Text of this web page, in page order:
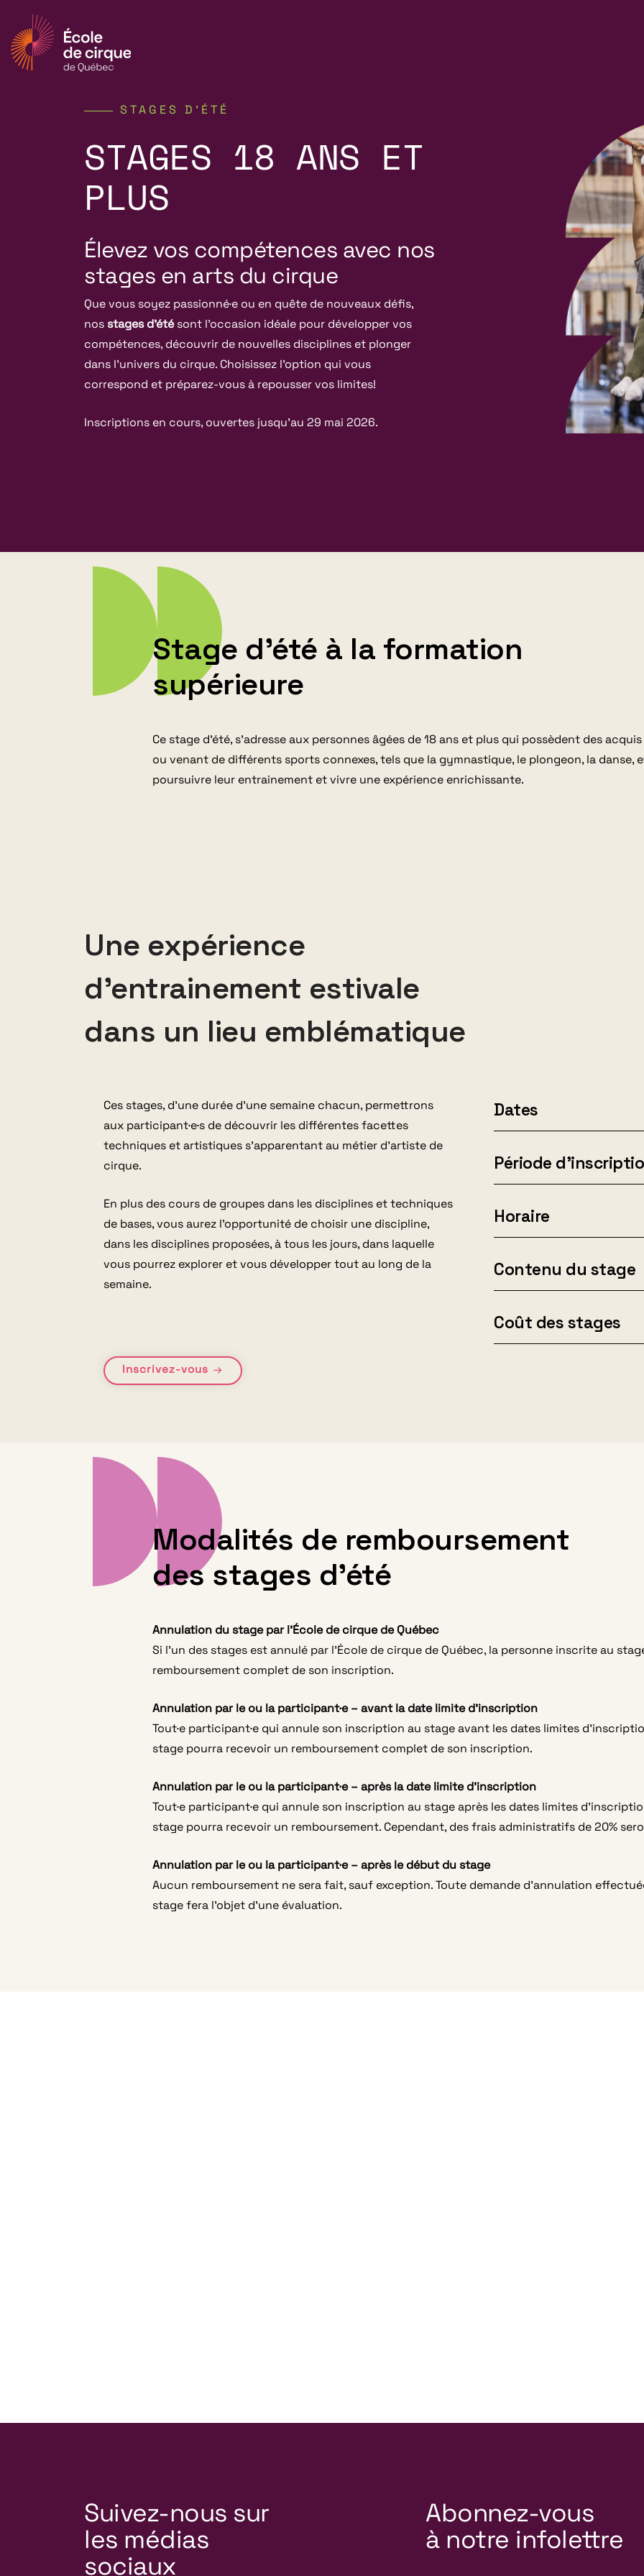
STAGES D’ÉTÉ
STAGES 18 ANS ET
PLUS
Élevez vos compétences avec nos
stages en arts du cirque
Que vous soyez passionné·e ou en quête de nouveaux défis,
nos stages d’été sont l’occasion idéale pour développer vos
compétences, découvrir de nouvelles disciplines et plonger
dans l’univers du cirque. Choisissez l’option qui vous
correspond et préparez-vous à repousser vos limites!
Inscriptions en cours, ouvertes jusqu’au 29 mai 2026.
Stage d'été à la formation
supérieure
Ce stage d’été, s’adresse aux personnes âgées de 18 ans et plus qui possèdent des
ou venant de différents sports connexes, tels que la gymnastique, le plongeon, la danse,
poursuivre leur entrainement et vivre une expérience enrichissante.
Une expérience
d'entrainement estivale
dans un lieu emblématique
Ces stages, d’une durée d’une semaine chacun, permettrons
aux participant·e·s de découvrir les différentes facettes
techniques et artistiques s’apparentant au métier d’artiste de
cirque.
En plus des cours de groupes dans les disciplines et techniques
de bases, vous aurez l’opportunité de choisir une discipline,
dans les disciplines proposées, à tous les jours, dans laquelle
vous pourrez explorer et vous développer tout au long de la
semaine.
Inscrivez-vous
Dates
Période
Horaire
Contenu du stage
Coût des stages
Modalités de remboursement
des stages d’été
Annulation du stage par l’École de cirque de Québec
Si l’un des stages est annulé par l’École de cirque de Québec, la personne inscrite au
remboursement complet de son inscription.
Annulation par le ou la participant·e – avant la date limite d’inscription
Tout·e participant·e qui annule son inscription au stage avant les dates limites
stage pourra recevoir un remboursement complet de son inscription.
Annulation par le ou la participant·e – après la date limite d’inscription
Tout·e participant·e qui annule son inscription au stage après les dates limites
stage pourra recevoir un remboursement. Cependant, des frais administratifs de 20%
Annulation par le ou la participant·e – après le début du stage
Aucun remboursement ne sera fait, sauf exception. Toute demande d’annulation
stage fera l’objet d’une évaluation.
Suivez-nous sur
les médias
sociaux
Abonnez-vous
à notre infolettre